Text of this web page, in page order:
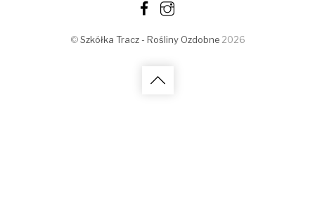
© Szkółka Tracz - Rośliny Ozdobne2026